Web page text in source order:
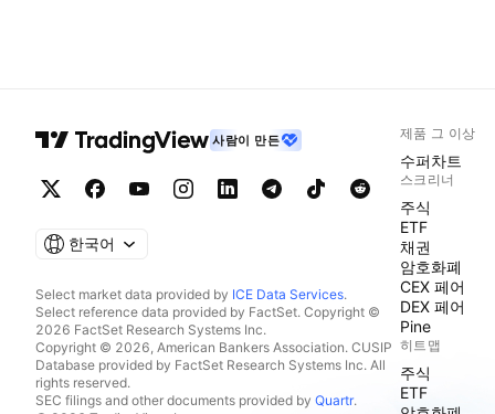
사람이 만든
한국어
Select market data provided by ICE Data Services.
Select reference data provided by FactSet. Copyright ©
2026 FactSet Research Systems Inc.
Copyright © 2026, American Bankers Association. CUSIP
Database provided by FactSet Research Systems Inc. All
rights reserved.
SEC filings and other documents provided by Quartr.
제품 그 이상
수퍼차트
스크리너
주식
ETF
채권
암호화폐
CEX 페어
DEX 페어
Pine
히트맵
주식
ETF